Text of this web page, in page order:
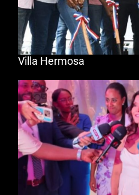
Villa Hermosa